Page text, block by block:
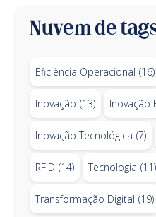
Nuvem de
Eficiência Operacional (16)
Inovação (13) Inovação
Inovação Tecnológica (7)
RFID (14) Tecnologia (11)
Transformação Digital (19)